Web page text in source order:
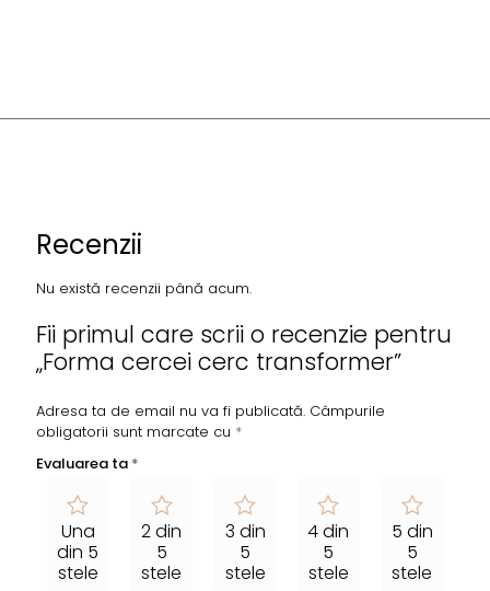
Recenzii
Nu există recenzii până acum.
Fii primul care scrii o recenzie pentru
„Forma cercei cerc transformer”
Adresa ta de email nu va fi publicată. Câmpurile
obligatorii sunt marcate cu *
Evaluarea ta *
Una
din 5
stele
2 din
5
stele
3 din
5
stele
4 din
5
stele
5 din
5
stele